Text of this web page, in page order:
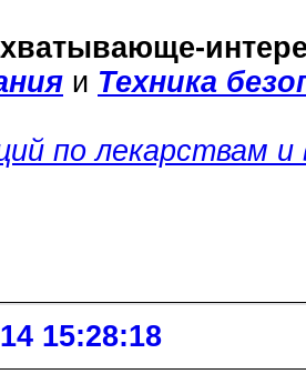
и Техника
по лекарствам
15:28:18